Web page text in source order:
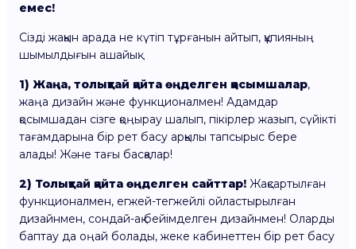
емес!
Сізді жақын арада не күтіп тұрғанын айтып, құпияның
шымылдығын ашайық:
1) Жаңа, толықтай қайта өңделген қосымшалар,
жаңа дизайн және функционалмен! Адамдар
қосымшадан сізге қоңырау шалып, пікірлер жазып, сүйікті
тағамдарына бір рет басу арқылы тапсырыс бере
алады! Және тағы басқалар!
2) Толықтай қайта өңделген сайттар! Жақсартылған
функционалмен, егжей-тегжейлі ойластырылған
дизайнмен, сондай-ақ бейімделген дизайнмен! Оларды
баптау да оңай болады, жеке кабинеттен бір рет басу